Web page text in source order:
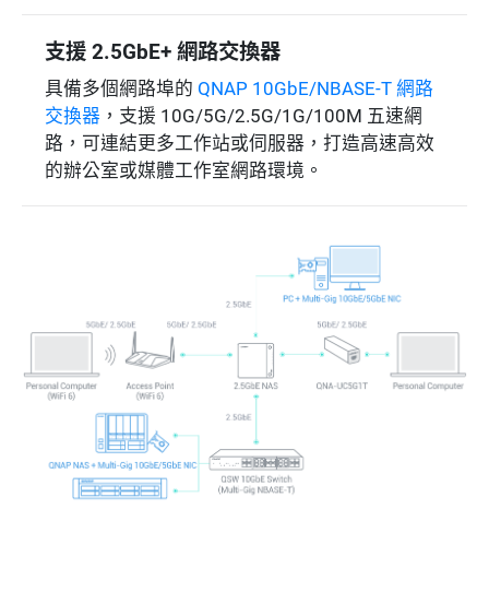
支援 2.5GbE+ 網路交換器
具備多個網路埠的 QNAP 10GbE/NBASE-T 網路
交換器 ，支援 10G/5G/2.5G/1G/100M 五速網
路，可連結更多工作站或伺服器，打造高速高效
的辦公室或媒體工作室網路環境。